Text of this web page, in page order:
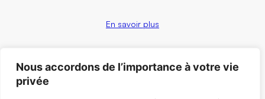
Nous accordons de l’importance à votre vie
privée
En savoir plus